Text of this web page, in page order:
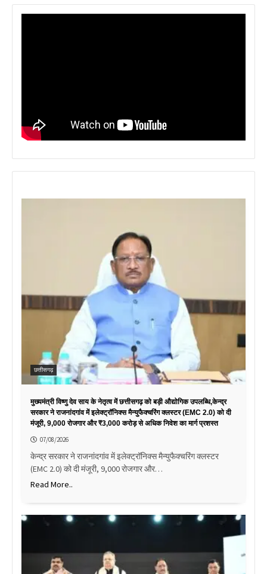
छत्तीसगढ़
मुख्यमंत्री विष्णु देव साय के नेतृत्व में छत्तीसगढ़ को बड़ी औद्योगिक उपलब्धि,केन्द्र
सरकार ने राजनांदगांव में इलेक्ट्रॉनिक्स मैन्युफैक्चरिंग क्लस्टर (EMC 2.0) को दी
मंजूरी, 9,000 रोजगार और ₹3,000 करोड़ से अधिक निवेश का मार्ग प्रशस्त
07/08/2026
केन्द्र सरकार ने राजनांदगांव में इलेक्ट्रॉनिक्स मैन्युफैक्चरिंग क्लस्टर
(EMC 2.0) को दी मंजूरी, 9,000 रोजगार और…
Read More..